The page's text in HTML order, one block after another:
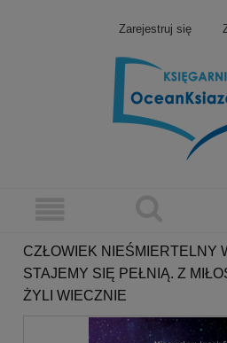
Zarejestruj się
CZŁOWIEK NIEŚMIERTELNY
STAJEMY SIĘ PEŁNIĄ. Z
ŻYLI WIECZNIE